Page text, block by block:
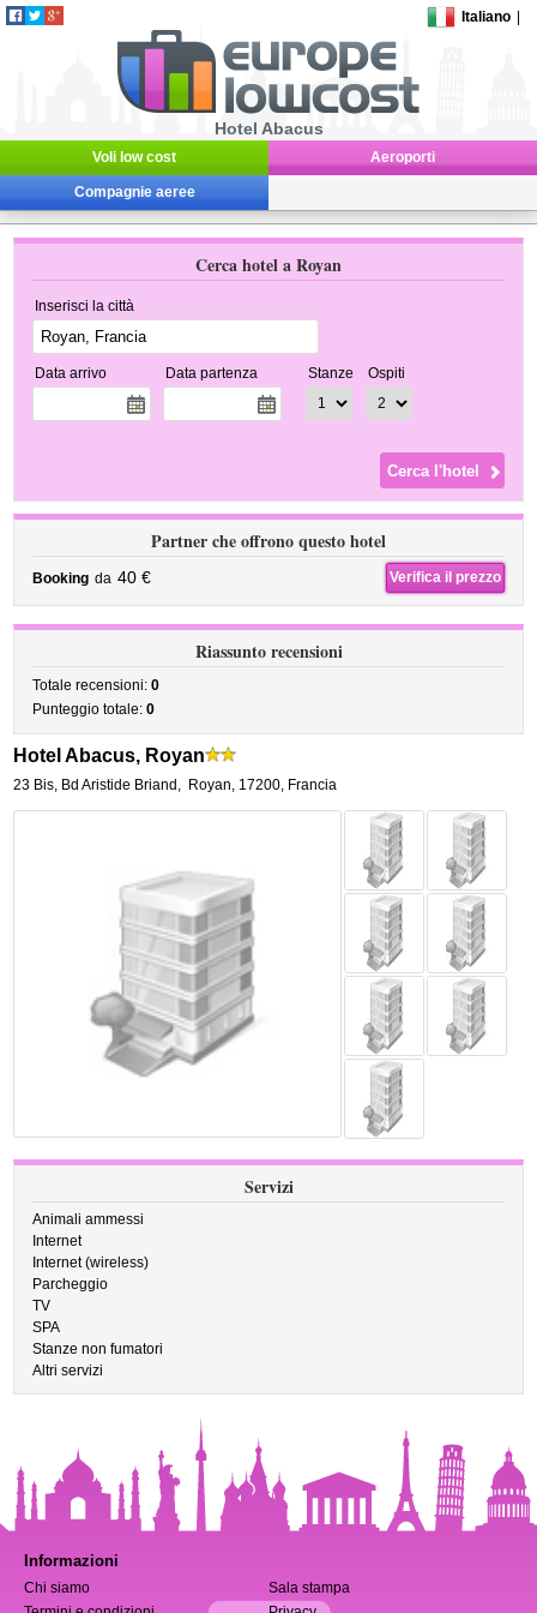
Italiano
Hotel Abacus
Voli low cost Aeroporti
Compagnie aeree
Cerca hotel a Royan
Inserisci la città
Data arrivo Data partenza Stanze Ospiti
Partner che offrono questo hotel
Booking da 40 € Verifica il prezzo
Riassunto recensioni
Totale recensioni:0
Punteggio totale:0
Hotel Abacus, Royan
23 Bis, Bd Aristide Briand , Royan, 17200, Francia
Servizi
Animali ammessi
Internet
Internet (wireless)
Parcheggio
TV
SPA
Stanze non fumatori
Altri servizi
Informazioni
Chi siamo
Sala stampa